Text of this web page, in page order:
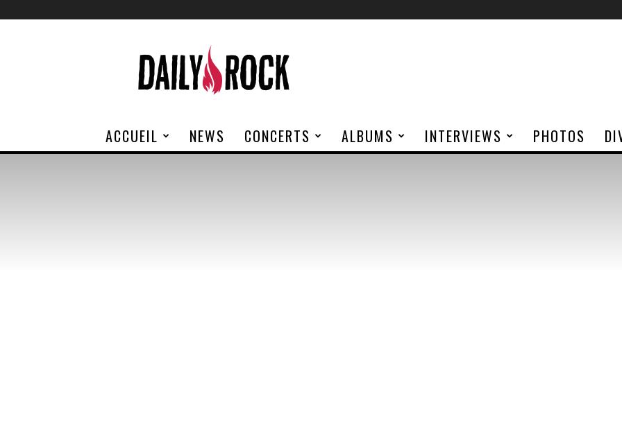
Rock
ACCUEIL NEWS CONCERTS ALBUMS INTERVIEWS PHOTOS